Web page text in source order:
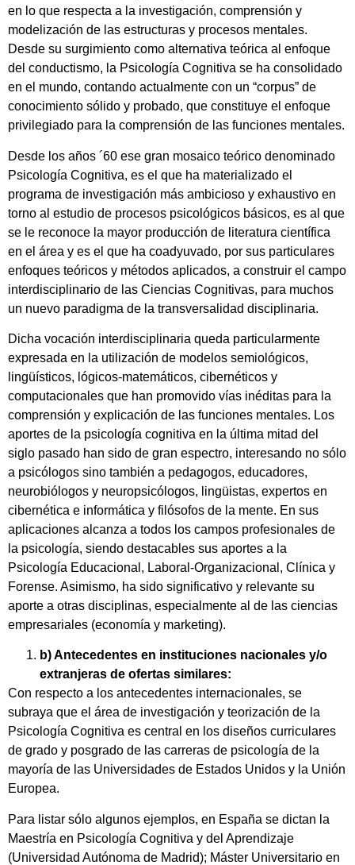
en lo que respecta a la investigación, comprensión y
modelización de las estructuras y procesos mentales.
Desde su surgimiento como alternativa teórica al enfoque
del conductismo, la Psicología Cognitiva se ha consolidado
en el mundo, contando actualmente con un “corpus” de
conocimiento sólido y probado, que constituye el enfoque
privilegiado para la comprensión de las funciones mentales.
Desde los años ´60 ese gran mosaico teórico denominado
Psicología Cognitiva, es el que ha materializado el
programa de investigación más ambicioso y exhaustivo en
torno al estudio de procesos psicológicos básicos, es al que
se le reconoce la mayor producción de literatura científica
en el área y es el que ha coadyuvado, por sus particulares
enfoques teóricos y métodos aplicados, a construir el campo
interdisciplinario de las Ciencias Cognitivas, para muchos
un nuevo paradigma de la transversalidad disciplinaria.
Dicha vocación interdisciplinaria queda particularmente
expresada en la utilización de modelos semiológicos,
lingüísticos, lógicos-matemáticos, cibernéticos y
computacionales que han promovido vías inéditas para la
comprensión y explicación de las funciones mentales. Los
aportes de la psicología cognitiva en la última mitad del
siglo pasado han sido de gran espectro, interesando no sólo
a psicólogos sino también a pedagogos, educadores,
neurobiólogos y neuropsicólogos, lingüistas, expertos en
cibernética e informática y filósofos de la mente. En sus
aplicaciones alcanza a todos los campos profesionales de
la psicología, siendo destacables sus aportes a la
Psicología Educacional, Laboral-Organizacional, Clínica y
Forense. Asimismo, ha sido significativo y relevante su
aporte a otras disciplinas, especialmente al de las ciencias
empresariales (economía y marketing).
b) Antecedentes en instituciones nacionales y/o
extranjeras de ofertas similares:
Con respecto a los antecedentes internacionales, se
subraya que el área de investigación y teorización de la
Psicología Cognitiva es central en los diseños curriculares
de grado y posgrado de las carreras de psicología de la
mayoría de las Universidades de Estados Unidos y la Unión
Europea.
Para listar sólo algunos ejemplos, en España se dictan la
Maestría en Psicología Cognitiva y del Aprendizaje
(Universidad Autónoma de Madrid); Máster Universitario en